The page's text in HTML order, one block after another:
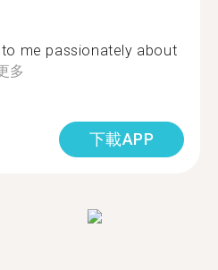
me passionately about
多
下載APP